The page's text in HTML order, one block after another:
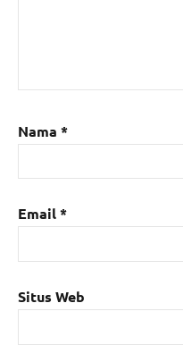
Nama *
Email*
Situs Web